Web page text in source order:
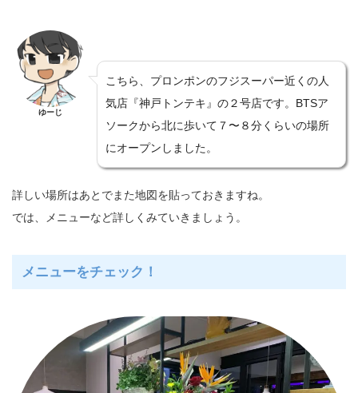
ゆーじ
こちら、プロンポンのフジスーパー近くの人
気店『神戸トンテキ』の２号店です。BTSア
ソークから北に歩いて７〜８分くらいの場所
にオープンしました。
詳しい場所はあとでまた地図を貼っておきますね。
では、メニューなど詳しくみていきましょう。
メニューをチェック！